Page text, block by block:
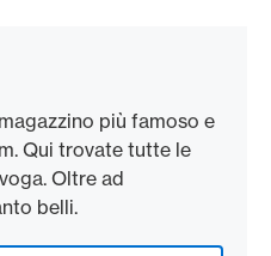
più famoso e
Qui trovate tutte le
Oltre ad
belli.